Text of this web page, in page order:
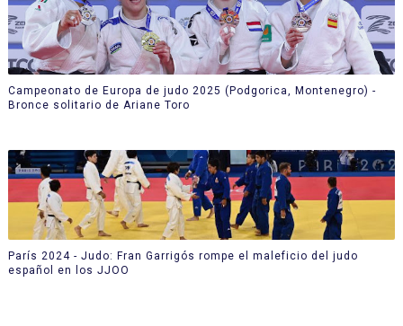
Campeonato de Europa de judo 2025 (Podgorica, Montenegro) -
Bronce solitario de Ariane Toro
París 2024 - Judo: Fran Garrigós rompe el maleficio del judo
español en los JJOO